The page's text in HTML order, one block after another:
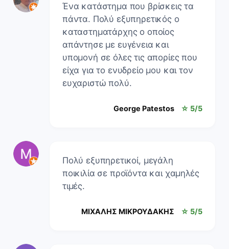
Ένα κατάστημα που βρίσκεις τα
πάντα. Πολύ εξυπηρετικός ο
καταστηματάρχης ο οποίος
απάντησε με ευγένεια και
υπομονή σε όλες τις απορίες που
είχα για το ενυδρείο μου και τον
ευχαριστώ πολύ.
George Patestos ☆ 5/5
Πολύ εξυπηρετικοί, μεγάλη
ποικιλία σε προϊόντα και χαμηλές
τιμές.
ΜΙΧΑΛΗΣ ΜΙΚΡΟΥΔΑΚΗΣ ☆ 5/5